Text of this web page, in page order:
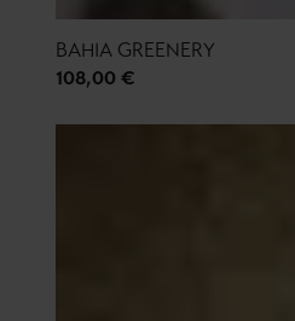
BAHIA GREENERY
108,00 €